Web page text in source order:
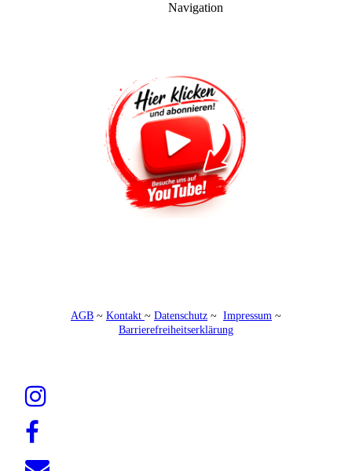
Navigation
AGB ~ Kontakt ~ Datenschutz ~ Impressum ~
Barrierefreiheitserklärung